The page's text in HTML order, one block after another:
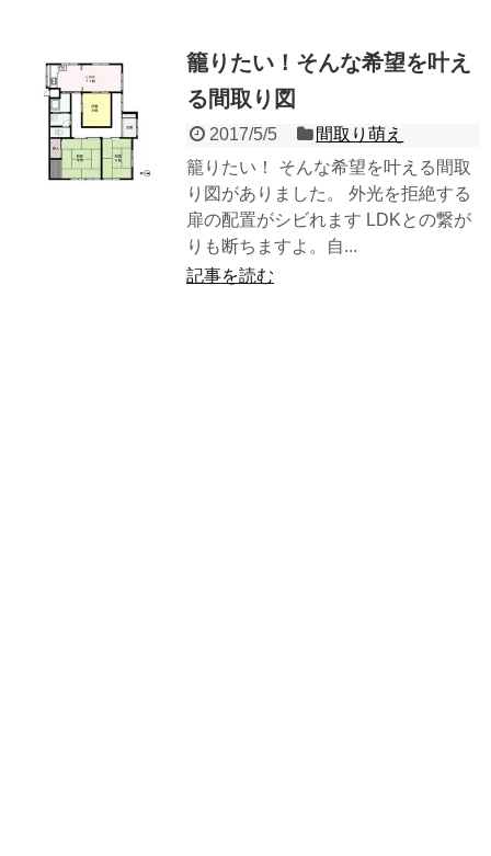
籠りたい！そんな希望を叶え
る間取り図
2017/5/5
間取り萌え
籠りたい！ そんな希望を叶える間取
り図がありました。 外光を拒絶する
扉の配置がシビれます LDKとの繋が
りも断ちますよ。自...
記事を読む